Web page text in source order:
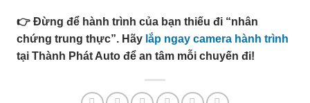
👉 Đừng để hành trình của bạn thiếu đi “nhân
chứng trung thực”. Hãy lắp ngay camera hành trình
tại Thành Phát Auto để an tâm mỗi chuyến đi!